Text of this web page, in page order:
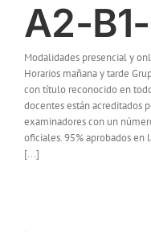
A2-
Modalidades presencial y
Horarios mañana y tarde
con título reconocido en
docentes están acreditados
examinadores con un
oficiales. 95% aprobados en
[...]